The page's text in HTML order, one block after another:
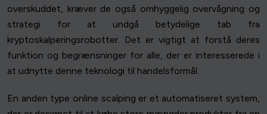
overskuddet, kræver de også omhyggelig overvågning og
strategi for at undgå betydelige tab fra
kryptoskalperingsrobotter. Det er vigtigt at forstå deres
funktion og begrænsninger for alle, der er interesserede i
at udnytte denne teknologi til handelsformål.
En anden type online scalping er et automatiseret system,